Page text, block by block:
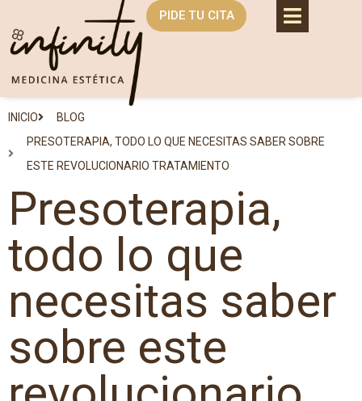
PIDE TU CITA
INICIO
BLOG
PRESOTERAPIA, TODO LO QUE NECESITAS SABER SOBRE
ESTE REVOLUCIONARIO TRATAMIENTO
Presoterapia,
todo lo que
necesitas saber
sobre este